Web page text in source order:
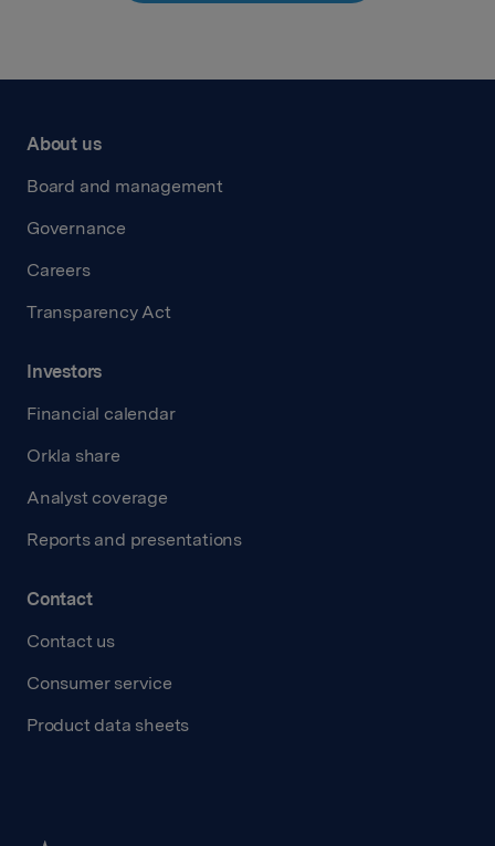
About us
Board and management
Governance
Careers
Transparency Act
Investors
Financial calendar
Orkla share
Analyst coverage
Reports and presentations
Contact
Contact us
Consumer service
Product data sheets